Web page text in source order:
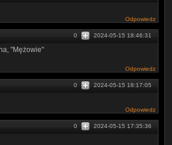
Odpowiedz
2024-05-15 18:46:31
0
"Mężowie"
Odpowiedz
2024-05-15 18:17:05
0
Odpowiedz
2024-05-15 17:35:36
0